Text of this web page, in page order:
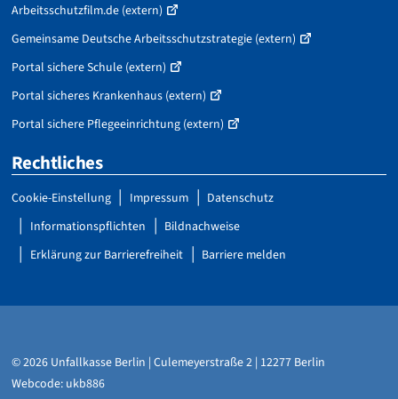
Arbeitsschutzfilm.de (extern)
Gemeinsame Deutsche Arbeitsschutzstrategie (extern)
Portal sichere Schule (extern)
Portal sicheres Krankenhaus (extern)
Portal sichere Pflegeeinrichtung (extern)
Rechtliches
Cookie-Einstellung Impressum
Datenschutz
Informationspflichten
Bildnachweise
Erklärung zur Barrierefreiheit
Barriere melden
© 2026 Unfallkasse Berlin | Culemeyerstraße 2 | 12277 Berlin
Webcode: ukb886